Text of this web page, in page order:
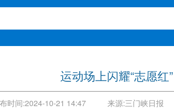
运动场上闪耀“志愿红”
时间:2024-10-21 14:47 来源:三门峡日报